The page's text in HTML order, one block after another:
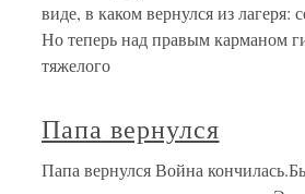
виде, в каком вернулся из лагеря:
Но теперь над правым карманом
тяжелого
Папа вернулся
Папа вернулся Война